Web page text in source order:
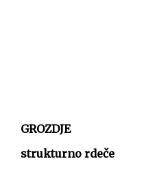
GROZDJE
strukturno rdeče